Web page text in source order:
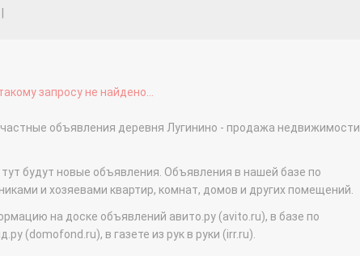
запросу не найдено...
объявления деревня Лугинино - продажа недвижимости
будут новые объявления. Объявления в нашей базе по
и хозяевами квартир, комнат, домов и других помещений.
на доске объявлений авито.ру (avito.ru), в базе по
(domofond.ru), в газете из рук в руки (irr.ru).